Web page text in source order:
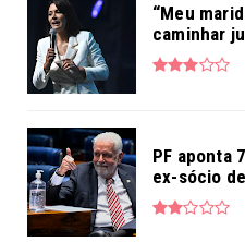
“Meu
caminhar
PF aponta
ex-sócio